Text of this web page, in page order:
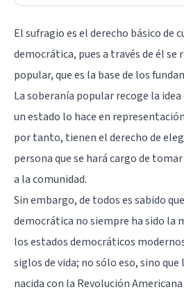
El sufragio es el derecho básico de
democrática, pues a través de él se
popular, que es la base de los
La soberanía popular recoge la
un estado lo hace en
por tanto, tienen el derecho de
persona que se hará cargo de
a la comunidad.
Sin embargo, de todos es sabido
democrática no siempre ha sido la
los estados democráticos
siglos de vida; no sólo eso, sino
nacida con la Revolución